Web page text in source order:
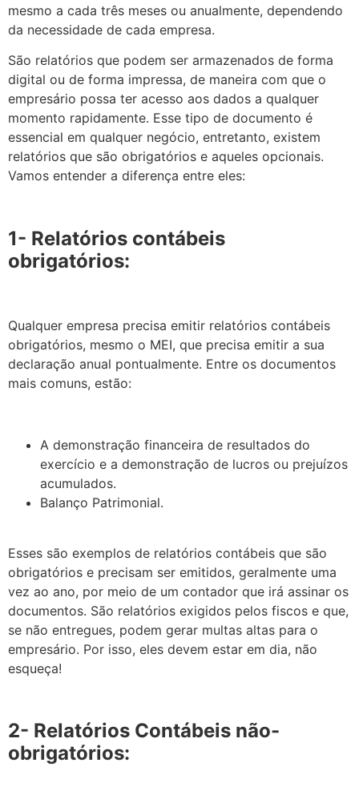
mesmo a cada três meses ou anualmente, dependendo
da necessidade de cada empresa.
São relatórios que podem ser armazenados de forma
digital ou de forma impressa, de maneira com que o
empresário possa ter acesso aos dados a qualquer
momento rapidamente. Esse tipo de documento é
essencial em qualquer negócio, entretanto, existem
relatórios que são obrigatórios e aqueles opcionais.
Vamos entender a diferença entre eles:
1- Relatórios contábeis
obrigatórios:
Qualquer empresa precisa emitir relatórios contábeis
obrigatórios, mesmo o MEI, que precisa emitir a sua
declaração anual pontualmente. Entre os documentos
mais comuns, estão:
A demonstração financeira de resultados do
exercício e a demonstração de lucros ou prejuízos
acumulados.
Balanço Patrimonial.
Esses são exemplos de relatórios contábeis que são
obrigatórios e precisam ser emitidos, geralmente uma
vez ao ano, por meio de um contador que irá assinar os
documentos. São relatórios exigidos pelos fiscos e que,
se não entregues, podem gerar multas altas para o
empresário. Por isso, eles devem estar em dia, não
esqueça!
2- Relatórios Contábeis não-
obrigatórios: